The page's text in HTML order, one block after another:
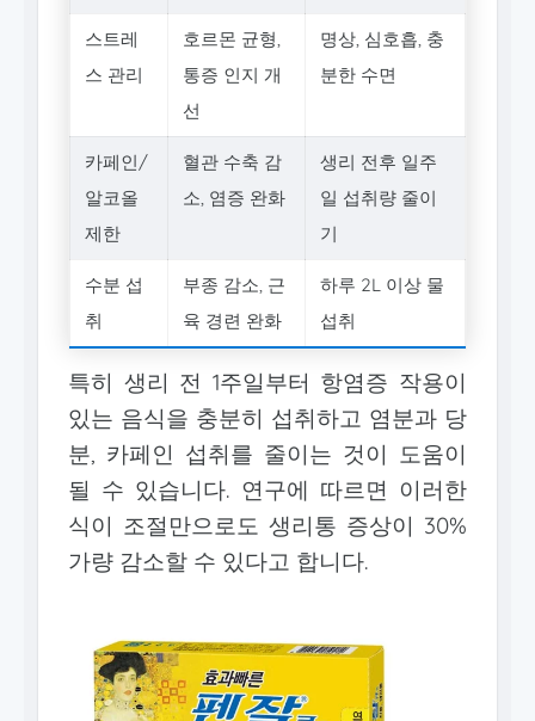
스트레
스 관리
호르몬 균형,
통증 인지 개
선
명상, 심호흡, 충
분한 수면
카페인/
알코올
제한
혈관 수축 감
소, 염증 완화
생리 전후 일주
일 섭취량 줄이
기
수분 섭
취
부종 감소, 근
육 경련 완화
하루 2L 이상 물
섭취
특히 생리 전 1주일부터 항염증 작용이
있는 음식을 충분히 섭취하고 염분과 당
분, 카페인 섭취를 줄이는 것이 도움이
될 수 있습니다. 연구에 따르면 이러한
식이 조절만으로도 생리통 증상이 30%
가량 감소할 수 있다고 합니다.